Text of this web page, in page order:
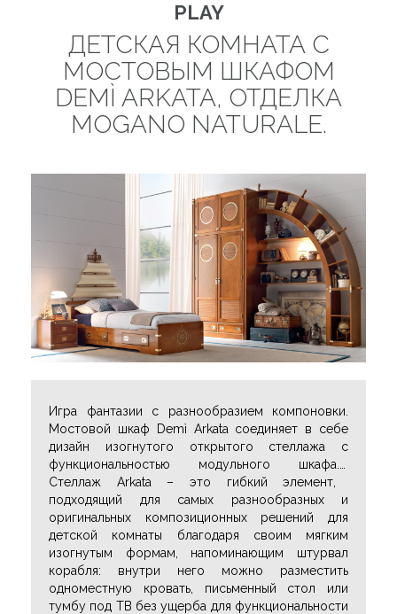
PLAY
ДЕТСКАЯ КОМНАТА С
МОСТОВЫМ ШКАФОМ
DEMÌ ARKATA, ОТДЕЛКА
MOGANO NATURALE.
Игра фантазии с разнообразием компоновки.
Мостовой шкаф Demì Arkata соединяет в себе
дизайн изогнутого открытого стеллажа с
функциональностью модульного шкафа.
Стеллаж Arkata – это гибкий элемент,
подходящий для самых разнообразных и
оригинальных композиционных решений для
детской комнаты благодаря своим мягким
изогнутым формам, напоминающим штурвал
корабля: внутри него можно разместить
одноместную кровать, письменный стол или
тумбу под ТВ без ущерба для функциональности